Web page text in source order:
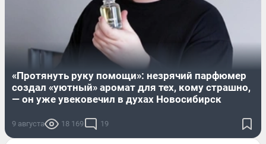
«Протянуть руку помощи»: незрячий парфюмер
создал «уютный» аромат для тех, кому страшно,
— он уже увековечил в духах Новосибирск
9 августа 18 169 19